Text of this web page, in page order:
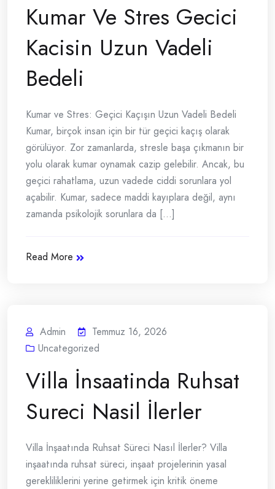
Kumar Ve Stres Gecici
Kacisin Uzun Vadeli
Bedeli
Kumar ve Stres: Geçici Kaçışın Uzun Vadeli Bedeli
Kumar, birçok insan için bir tür geçici kaçış olarak
görülüyor. Zor zamanlarda, stresle başa çıkmanın bir
yolu olarak kumar oynamak cazip gelebilir. Ancak, bu
geçici rahatlama, uzun vadede ciddi sorunlara yol
açabilir. Kumar, sadece maddi kayıplara değil, aynı
zamanda psikolojik sorunlara da [...]
Read More
Admin
Temmuz 16, 2026
Uncategorized
Villa İnsaatinda Ruhsat
Sureci Nasil İlerler
Villa İnşaatında Ruhsat Süreci Nasıl İlerler? Villa
inşaatında ruhsat süreci, inşaat projelerinin yasal
gerekliliklerini yerine getirmek için kritik öneme